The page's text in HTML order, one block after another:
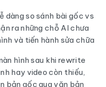
dàng so sánh bài gốc vs
ra những chỗ AI chưa
và tiến hành sửa chữa
hình sau khi rewrite
hay video còn thiếu,
bản gốc qua văn bản